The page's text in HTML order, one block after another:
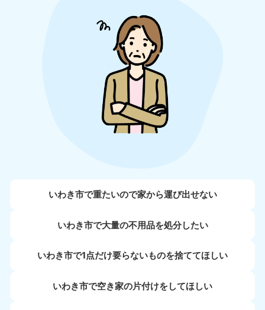
いわき市で重たいので家から運び出せない
いわき市で大量の不用品を処分したい
いわき市で1点だけ要らないものを捨ててほしい
いわき市で空き家の片付けをしてほしい